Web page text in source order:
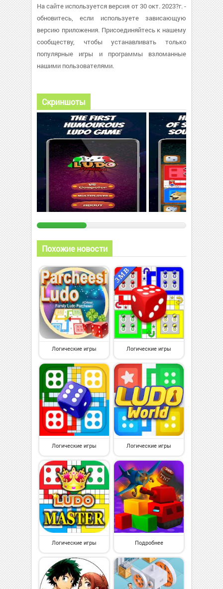
На сайте используется версия от 30 окт. 2023?г. -
обновитесь, если используете зависающую
версию приложения. Присоединяйтесь к нашему
сообществу, чтобы устанавливать только
популярные игры и программы взломанные
нашими пользователями.
Скриншоты
Похожие новости
Логические игры Логические игры
Логические игры Логические игры
Логические игры Подробнее